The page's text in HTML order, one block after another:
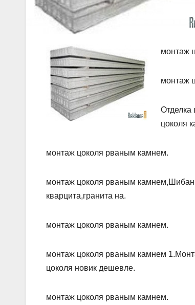
монтаж
монтаж
Отделка
цоколя
монтаж цоколя рваным камнем.
монтаж цоколя рваным камнем,Шибан
кварцита,гранита на.
монтаж цоколя рваным камнем.
монтаж цоколя рваным камнем
цоколя новик дешевле.
монтаж цоколя рваным камнем.